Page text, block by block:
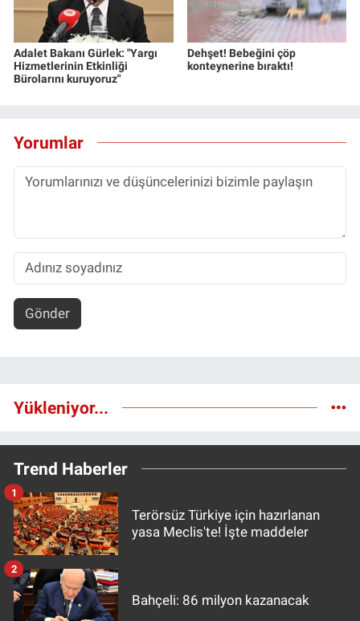
Adalet Bakanı Gürlek: "Yargı
Hizmetlerinin Etkinliği
Bürolarını kuruyoruz"
Dehşet! Bebeğini çöp
konteynerine bıraktı!
Yorumlar
Gönder
Yükleniyor...
Trend Haberler
Terörsüz Türkiye için hazırlanan
yasa Meclis'te! İşte maddeler
1
Bahçeli: 86 milyon kazanacak
2